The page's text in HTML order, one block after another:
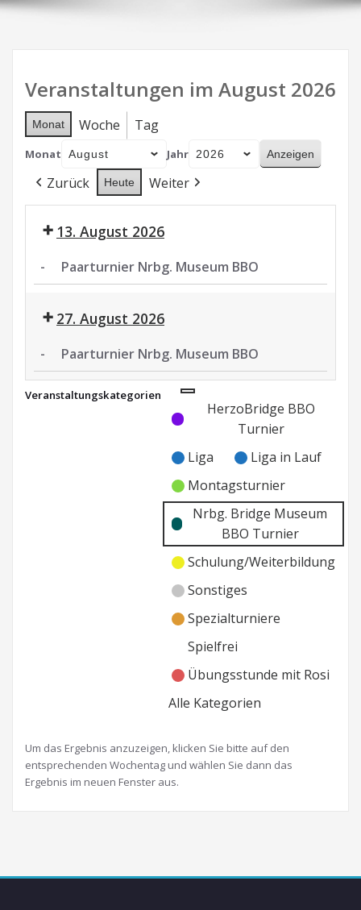
Veranstaltungen im August 2026
Monat Woche Tag
Monat Jahr
Zurück Heute Weiter
13. August 2026
- Paarturnier Nrbg. Museum BBO
Nrbg.
Museum27. August 2026
- Paarturnier Nrbg. Museum BBO
Paarturnier
Nrbg.
Veranstaltungskategorien
Kategorie
ohne
Kategorie
HerzoBridge BBO
Turnier
Liga
Liga in Lauf
Montagsturnier
Nrbg. Bridge Museum
BBO Turnier
Schulung/Weiterbildung
Sonstiges
Spezialturniere
Spielfrei
Übungsstunde mit Rosi
Alle Kategorien
Um das Ergebnis anzuzeigen, klicken Sie bitte auf den
entsprechenden Wochentag und wählen Sie dann das
Ergebnis im neuen Fenster aus.